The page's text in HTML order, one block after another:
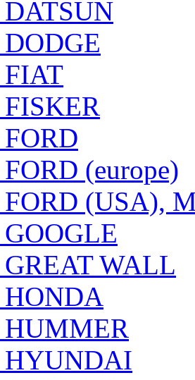
(europe)
(USA),
WALL